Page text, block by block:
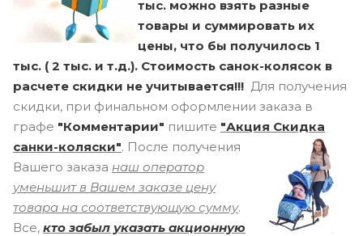
тыс. можно взять разные
товары и суммировать их
цены, что бы получилось 1
тыс. ( 2 тыс. и т.д.). Стоимость санок-колясок в
расчете скидки не учитывается!!! Для получения
скидки, при финальном оформлении заказа в
графе "Комментарии" пишите "Акция Скидка
санки-коляски". После получения
Вашего заказа наш оператор
уменьшит в Вашем заказе цену
товара на соответствующую сумму.
Все, кто забыл указать акционную